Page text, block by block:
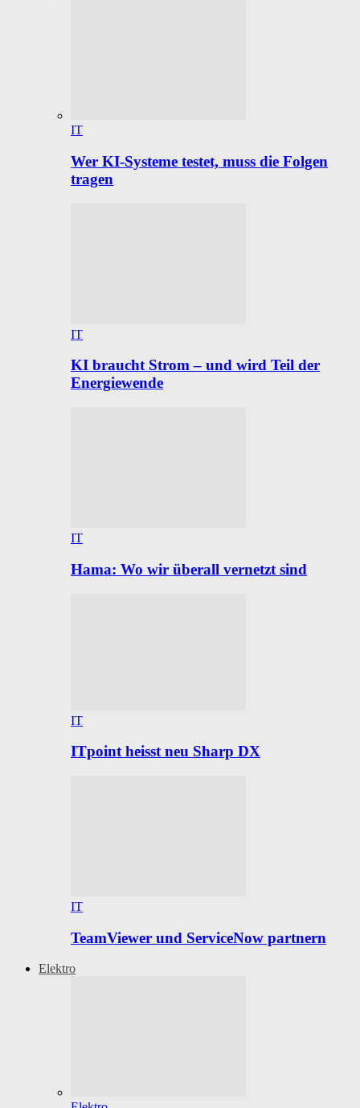
IT
Wer KI-Systeme testet, muss die Folgen
tragen
IT
KI braucht Strom – und wird Teil der
Energiewende
IT
Hama: Wo wir überall vernetzt sind
IT
ITpoint heisst neu Sharp DX
IT
TeamViewer und ServiceNow partnern
Elektro